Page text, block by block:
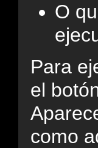
O
Para
el
como